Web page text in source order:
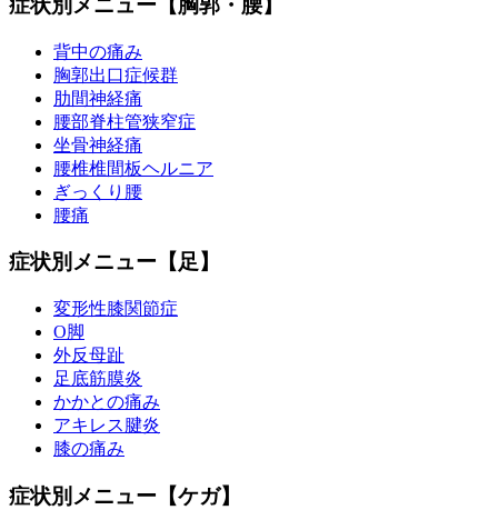
症状別メニュー【胸郭・腰】
背中の痛み
胸郭出口症候群
肋間神経痛
腰部脊柱管狭窄症
坐骨神経痛
腰椎椎間板ヘルニア
ぎっくり腰
腰痛
症状別メニュー【足】
変形性膝関節症
O脚
外反母趾
足底筋膜炎
かかとの痛み
アキレス腱炎
膝の痛み
症状別メニュー【ケガ】